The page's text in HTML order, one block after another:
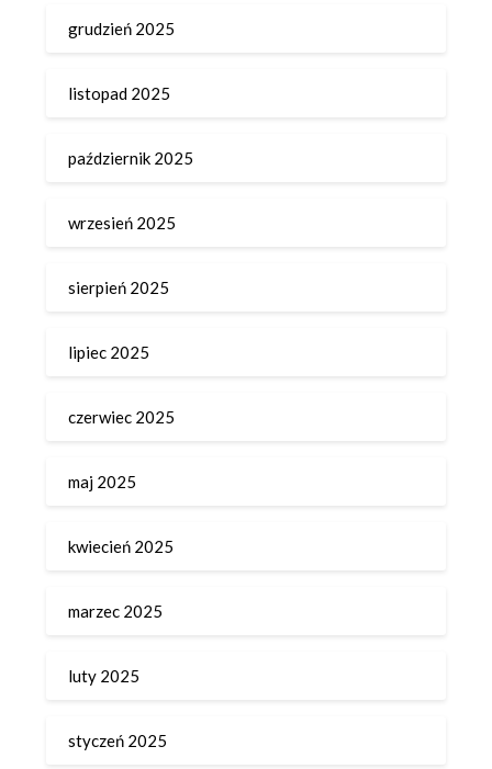
grudzień 2025
listopad 2025
październik 2025
wrzesień 2025
sierpień 2025
lipiec 2025
czerwiec 2025
maj 2025
kwiecień 2025
marzec 2025
luty 2025
styczeń 2025